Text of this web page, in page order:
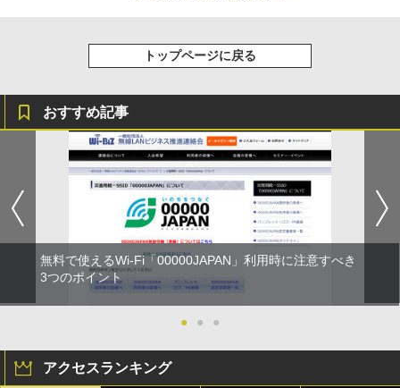
トップページに戻る
おすすめ記事
無料で使えるWi-Fi「00000JAPAN」利用時に注意すべき
3つのポイント
● ● ●
アクセスランキング